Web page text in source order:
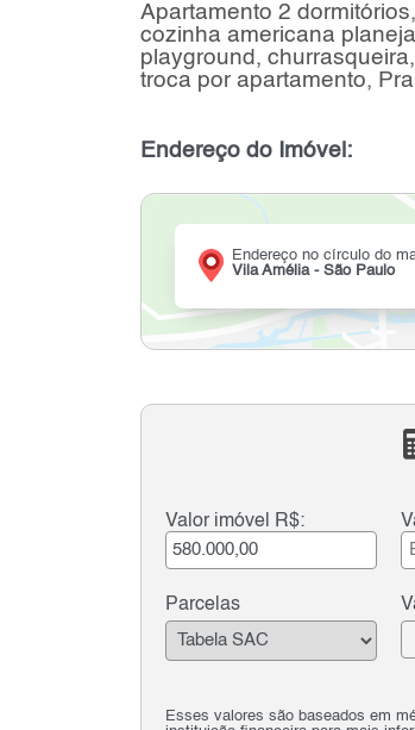
Apartamento 2
cozinha americana
playground,
troca por apartamento,
Endereço do Imóvel:
Endereço no círculo do
Vila Amélia - São Paulo
Valor imóvel R$:
Parcelas
Esses valores são baseados em